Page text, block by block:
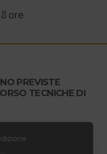
ore
PREVISTE
TECNICHE DI